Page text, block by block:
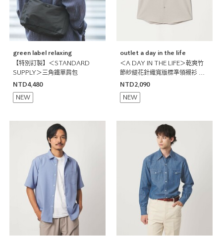
green label relaxing
【特別訂製】＜STANDARD
SUPPLY＞三角鐵單肩包
NTD4,480
NEW
outlet a day in the life
＜A DAY IN THE LIFE＞乾爽竹
節紗緹花針織寬版標準領襯衫 吸
水速乾
NTD2,090
NEW